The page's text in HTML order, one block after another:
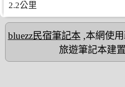
2.2公里
bluezz民宿筆記本,本網使用
旅遊筆記本建置